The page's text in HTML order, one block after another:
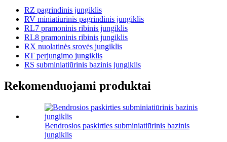
RZ pagrindinis jungiklis
RV miniatiūrinis pagrindinis jungiklis
RL7 pramoninis ribinis jungiklis
RL8 pramoninis ribinis jungiklis
RX nuolatinės srovės jungiklis
RT perjungimo jungiklis
RS subminiatiūrinis bazinis jungiklis
Rekomenduojami produktai
Bendrosios paskirties subminiatiūrinis bazinis
jungiklis